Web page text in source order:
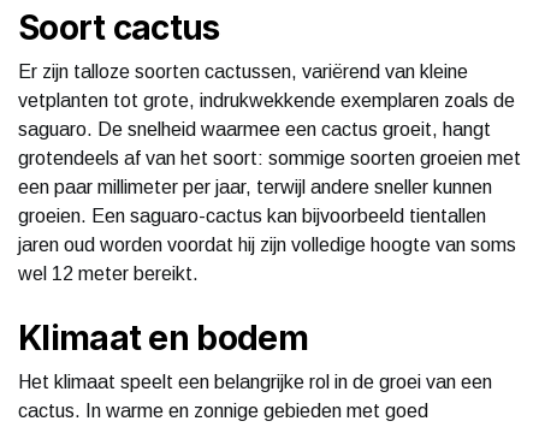
Soort cactus
Er zijn talloze soorten cactussen, variërend van kleine
vetplanten tot grote, indrukwekkende exemplaren zoals de
saguaro. De snelheid waarmee een cactus groeit, hangt
grotendeels af van het soort: sommige soorten groeien met
een paar millimeter per jaar, terwijl andere sneller kunnen
groeien. Een saguaro-cactus kan bijvoorbeeld tientallen
jaren oud worden voordat hij zijn volledige hoogte van soms
wel 12 meter bereikt.
Klimaat en bodem
Het klimaat speelt een belangrijke rol in de groei van een
cactus. In warme en zonnige gebieden met goed